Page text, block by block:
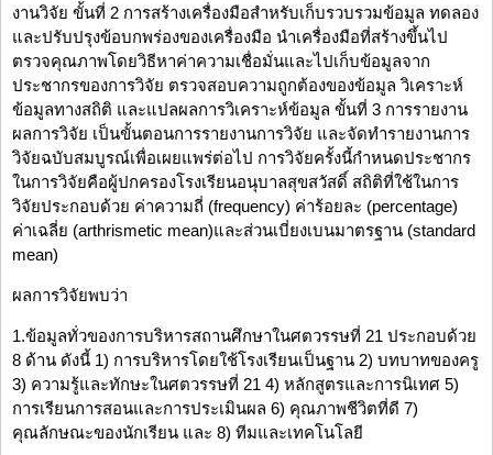
งานวิจัย ขั้นที่ 2 การสร้างเครื่องมือสำหรับเก็บรวบรวมข้อมูล ทดลอง
และปรับปรุงข้อบกพร่องของเครื่องมือ นำเครื่องมือที่สร้างขึ้นไป
ตรวจคุณภาพโดยวิธีหาค่าความเชื่อมั่นและไปเก็บข้อมูลจาก
ประชากรของการวิจัย ตรวจสอบความถูกต้องของข้อมูล วิเคราะห์
ข้อมูลทางสถิติ และแปลผลการวิเคราะห์ข้อมูล ขั้นที่ 3 การรายงาน
ผลการวิจัย เป็นขั้นตอนการรายงานการวิจัย และจัดทำรายงานการ
วิจัยฉบับสมบูรณ์เพื่อเผยแพร่ต่อไป การวิจัยครั้งนี้กำหนดประชากร
ในการวิจัยคือผู้ปกครองโรงเรียนอนุบาลสุขสวัสดิ์ สถิติที่ใช้ในการ
วิจัยประกอบด้วย ค่าความถี่ (frequency) ค่าร้อยละ (percentage)
ค่าเฉลี่ย (arthrismetic mean)และส่วนเบี่ยงเบนมาตรฐาน (standard
mean)
ผลการวิจัยพบว่า
1.ข้อมูลทั่วของการบริหารสถานศึกษาในศตวรรษที่ 21 ประกอบด้วย
8 ด้าน ดังนี้ 1) การบริหารโดยใช้โรงเรียนเป็นฐาน 2) บทบาทของครู
3) ความรู้และทักษะในศตวรรษที่ 21 4) หลักสูตรและการนิเทศ 5)
การเรียนการสอนและการประเมินผล 6) คุณภาพชีวิตที่ดี 7)
คุณลักษณะของนักเรียน และ 8) ทีมและเทคโนโลยี